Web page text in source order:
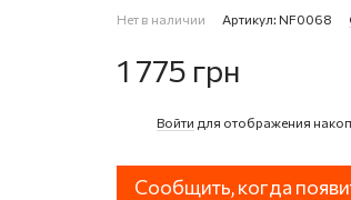
Нет в наличии Артикул: NF0068
1 775 грн
Войти для отображения
Сообщить, когда